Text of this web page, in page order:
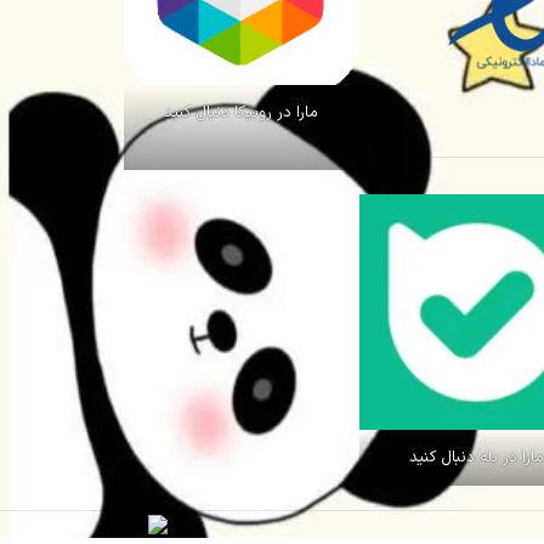
مارا در روبیکا دنبال کنید
مارا در بله دنبال کنید